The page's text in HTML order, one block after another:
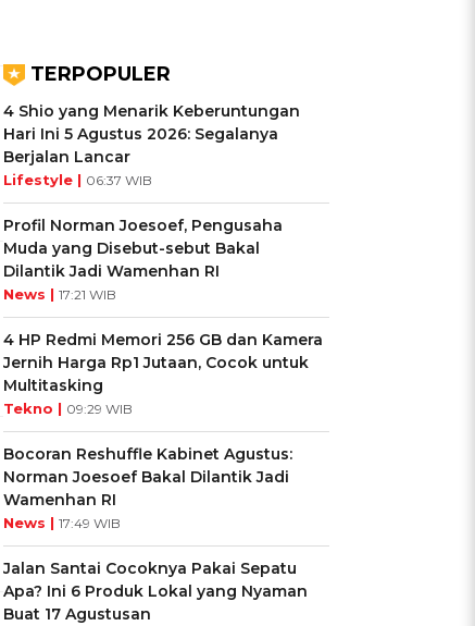
TERPOPULER
4 Shio yang Menarik Keberuntungan
Hari Ini 5 Agustus 2026: Segalanya
Berjalan Lancar
Lifestyle | 06:37 WIB
Profil Norman Joesoef, Pengusaha
Muda yang Disebut-sebut Bakal
Dilantik Jadi Wamenhan RI
News | 17:21 WIB
4 HP Redmi Memori 256 GB dan Kamera
Jernih Harga Rp1 Jutaan, Cocok untuk
Multitasking
Tekno | 09:29 WIB
Bocoran Reshuffle Kabinet Agustus:
Norman Joesoef Bakal Dilantik Jadi
Wamenhan RI
News | 17:49 WIB
Jalan Santai Cocoknya Pakai Sepatu
Apa? Ini 6 Produk Lokal yang Nyaman
Buat 17 Agustusan